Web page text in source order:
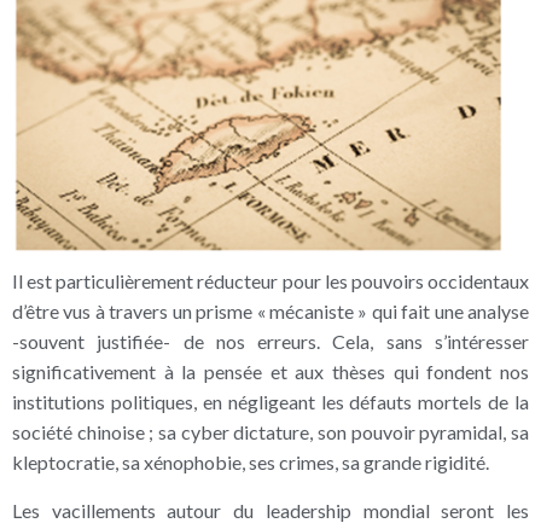
Il est particulièrement réducteur pour les pouvoirs occidentaux
d’être vus à travers un prisme « mécaniste » qui fait une analyse
-souvent justifiée- de nos erreurs. Cela, sans s’intéresser
significativement à la pensée et aux thèses qui fondent nos
institutions politiques, en négligeant les défauts mortels de la
société chinoise ; sa cyber dictature, son pouvoir pyramidal, sa
kleptocratie, sa xénophobie, ses crimes, sa grande rigidité.
Les vacillements autour du leadership mondial seront les